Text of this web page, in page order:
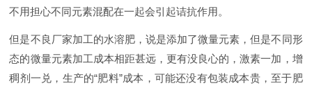
不用担心不同元素混配在一起会引起诘抗作用。
但是不良厂家加工的水溶肥，说是添加了微量元素，但是不同形
态的微量元素加工成本相距甚远，更有没良心的，激素一加，增
稠剂一兑，生产的“肥料”成本，可能还没有包装成本贵，至于肥